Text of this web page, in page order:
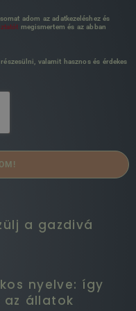
adom az adatkezeléshez és
megismertem és az abban
valamit hasznos és érdekes
a gazdivá
nyelve: így
az állatok